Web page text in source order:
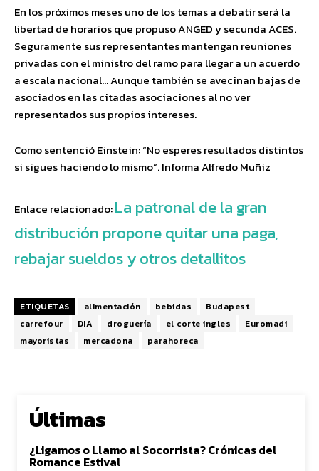
En los próximos meses uno de los temas a debatir será la
libertad de horarios que propuso ANGED y secunda ACES.
Seguramente sus representantes mantengan reuniones
privadas con el ministro del ramo para llegar a un acuerdo
a escala nacional… Aunque también se avecinan bajas de
asociados en las citadas asociaciones al no ver
representados sus propios intereses.
Como sentenció Einstein: “No esperes resultados distintos
si sigues haciendo lo mismo”. Informa Alfredo Muñiz
Enlace relacionado:La patronal de la gran
distribución propone quitar una paga,
rebajar sueldos y otros detallitos
ETIQUETAS alimentación bebidas
Budapest
carrefour
DIA droguería el corte ingles
Euromadi
mayoristas
mercadona parahoreca
Últimas
¿Ligamos o Llamo al Socorrista? Crónicas del
Romance Estival